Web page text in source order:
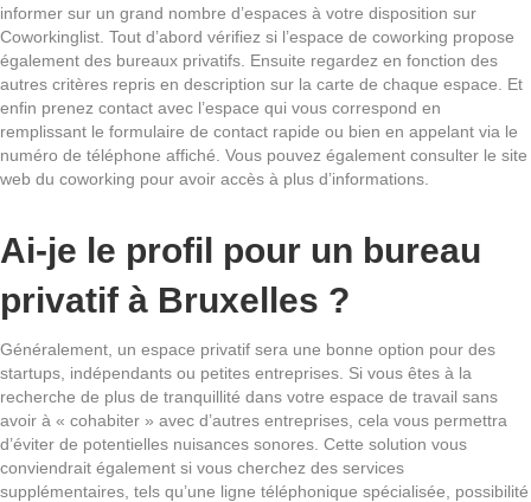
informer sur un grand nombre d’espaces à votre disposition sur
Coworkinglist. Tout d’abord vérifiez si l’espace de coworking propose
également des bureaux privatifs. Ensuite regardez en fonction des
autres critères repris en description sur la carte de chaque espace. Et
enfin prenez contact avec l’espace qui vous correspond en
remplissant le formulaire de contact rapide ou bien en appelant via le
numéro de téléphone affiché. Vous pouvez également consulter le site
web du coworking pour avoir accès à plus d’informations.
Ai-je le profil pour un bureau
privatif à Bruxelles ?
Généralement, un espace privatif sera une bonne option pour des
startups, indépendants ou petites entreprises. Si vous êtes à la
recherche de plus de tranquillité dans votre espace de travail sans
avoir à « cohabiter » avec d’autres entreprises, cela vous permettra
d’éviter de potentielles nuisances sonores. Cette solution vous
conviendrait également si vous cherchez des services
supplémentaires, tels qu’une ligne téléphonique spécialisée, possibilité